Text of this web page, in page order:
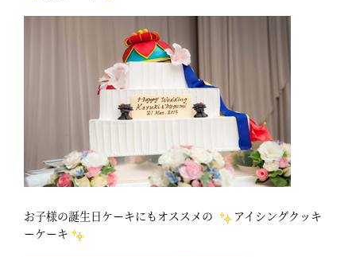
お子様の誕生日ケーキにもオススメの
アイシングクッキ
ーケーキ